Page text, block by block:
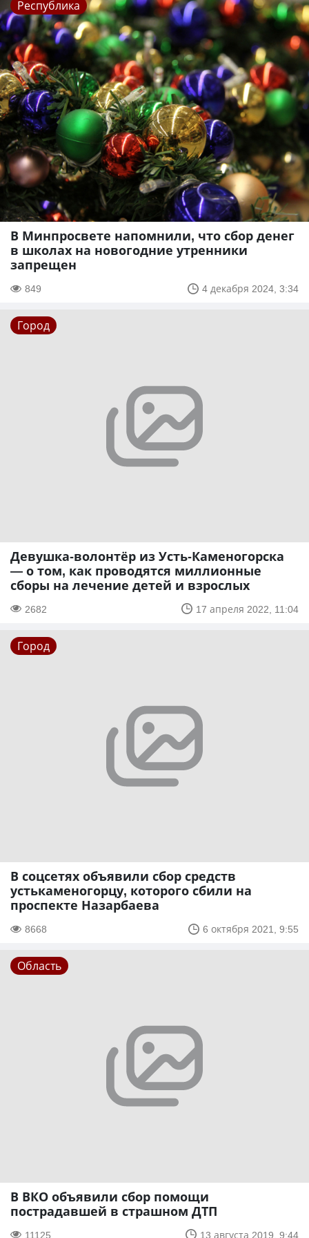
Республика
В Минпросвете напомнили, что сбор денег
в школах на новогодние утренники
запрещен
849 4 декабря 2024, 3:34
Город
Девушка-волонтёр из Усть-Каменогорска
— о том, как проводятся миллионные
сборы на лечение детей и взрослых
2682 17 апреля 2022, 11:04
Город
В соцсетях объявили сбор средств
устькаменогорцу, которого сбили на
проспекте Назарбаева
8668 6 октября 2021, 9:55
Область
В ВКО объявили сбор помощи
пострадавшей в страшном ДТП
11125 13 августа 2019, 9:44